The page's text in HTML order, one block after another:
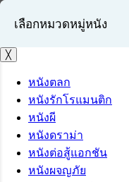
เข้าสู่ระบบ
สมัครสมาชิก
เลือกหมวดหมู่หนัง
╳
หนังตลก
หนังรักโรแมนติก
หนังผี
หนังดราม่า
หนังต่อสู้แอกชัน
หนังผจญภัย